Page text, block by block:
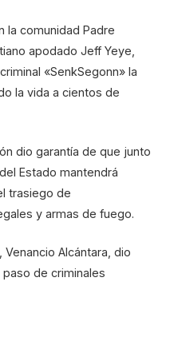
la comunidad Padre
apodado Jeff Yeye,
«SenkSegonn» la
la vida a cientos de
dio garantía de que junto
Estado mantendrá
trasiego de
y armas de fuego.
Alcántara, dio
de criminales